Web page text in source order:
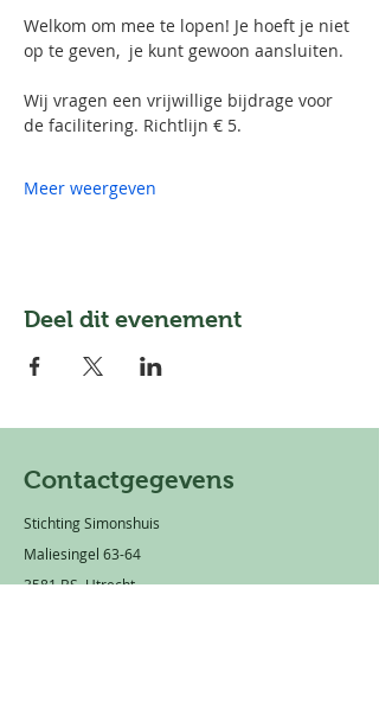
Welkom om mee te lopen! Je hoeft je niet
op te geven,  je kunt gewoon aansluiten.
Wij vragen een vrijwillige bijdrage voor
de facilitering. Richtlijn € 5.
Meer weergeven
Deel dit evenement
Contactgegevens
Stichting Simonshuis
Maliesingel 63-64
3581 BS Utrecht